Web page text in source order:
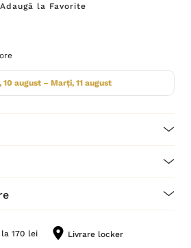
Adaugă la Favorite
10 august – Marți, 11 august
170 lei Livrare locker